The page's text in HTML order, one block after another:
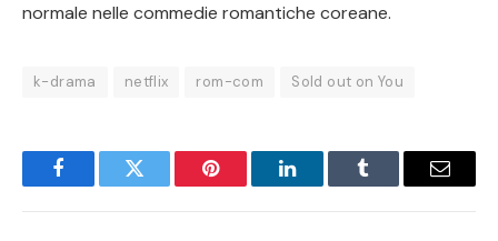
normale nelle commedie romantiche coreane.
k-drama netflix rom-com Sold out on You
FacebookTwitter Pinterest LinkedInTumblr Email